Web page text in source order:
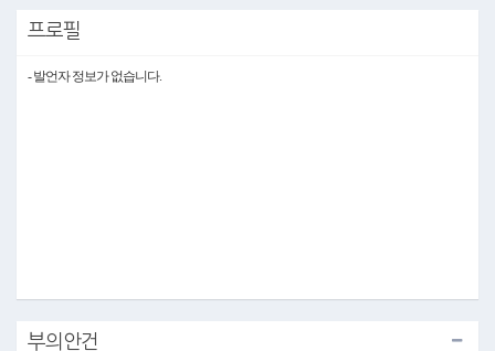
18. 용평면 이목정리 산지공판장 무상사용 동의안
20. 제천~평창 고속철도 국가철도망 반영 촉구 결의문 채택의 건
8. 평창군 새마을운동조직 활성화에 관한 조례 일부개정조례안
10. 평창관광문화재단 설립 및 운영에 관한 조례안
프로필
- 발언자 정보가 없습니다.
부의안건